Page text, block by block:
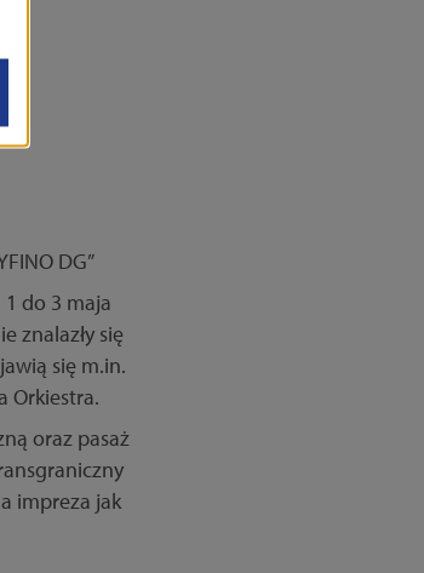
do 3 maja
znalazły się
się m.in.
Orkiestra.
oraz pasaż
impreza jak